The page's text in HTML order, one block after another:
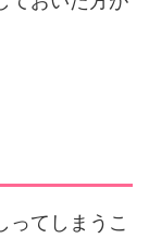
ってしまうこ